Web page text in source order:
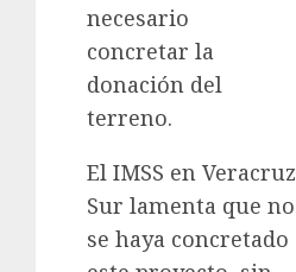
necesario
concretar la
donación del
terreno.
El IMSS en Veracruz
Sur lamenta que no
se haya concretado